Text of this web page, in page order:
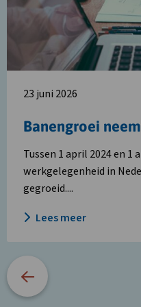
Banengroei
23 juni 2026
Tussen 1 april 2024 en 1
werkgelegenheid in
gegroeid....
Lees meer